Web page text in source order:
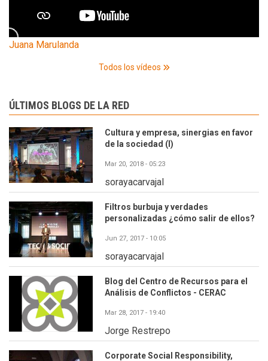
Juana Marulanda
Todos los vídeos
ÚLTIMOS BLOGS DE LA RED
Cultura y empresa, sinergias en favor
de la sociedad (I)
Mar 20, 2018 - 05:23
sorayacarvajal
Filtros burbuja y verdades
personalizadas ¿cómo salir de ellos?
Jun 27, 2017 - 10:05
sorayacarvajal
Blog del Centro de Recursos para el
Análisis de Conflictos - CERAC
Mar 28, 2017 - 19:40
Jorge Restrepo
Corporate Social Responsibility,